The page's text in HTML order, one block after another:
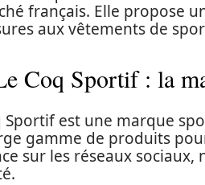
français. Elle propose
aux vêtements de
Coq Sportif : la
Sportif est une marque
gamme de produits
sur les réseaux